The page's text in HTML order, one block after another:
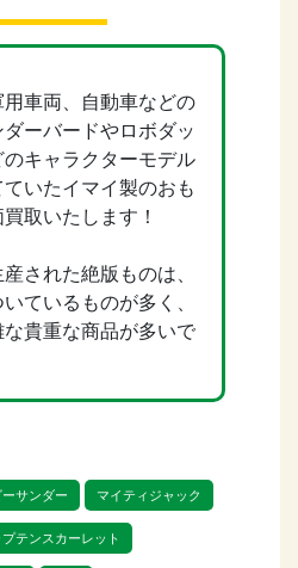
車両、自動車などの
ーバードやロボダッ
キャラクターモデル
いたイマイ製のおも
取いたします！
された絶版ものは、
ているものが多く、
貴重な商品が多いで
3種類のお買取方法を
サンダー マイティジャック
プテンスカーレット